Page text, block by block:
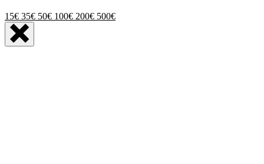
15€ 35€ 50€ 100€ 200€ 500€